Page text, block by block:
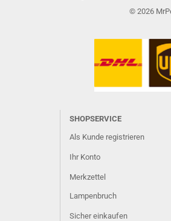
© 2026
SHOPSERVICE
Als Kunde registrieren
Ihr Konto
Merkzettel
Lampenbruch
Sicher einkaufen